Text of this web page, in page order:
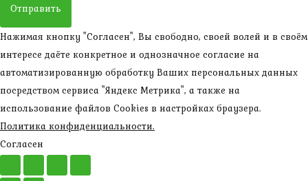
Отправить
Нажимая кнопку "Согласен", Вы свободно, своей волей и в своём
интересе даёте конкретное и однозначное согласие на
автоматизированную обработку Ваших персональных данных
посредством сервиса "Яндекс Метрика", а также на
использование файлов Cookies в настройках браузера.
Политика конфиденциальности.
Согласен